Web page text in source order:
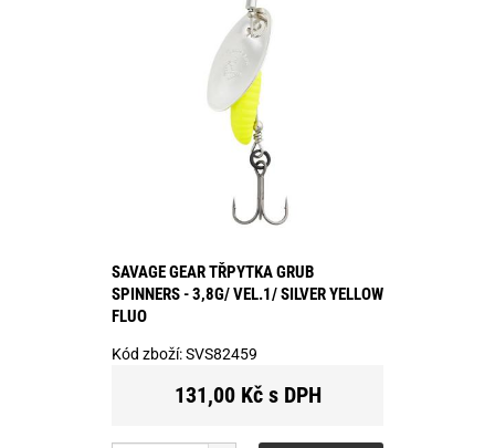
SAVAGE GEAR TŘPYTKA GRUB
SPINNERS - 3,8G/ VEL.1/ SILVER YELLOW
FLUO
Kód zboží:SVS82459
131,00 Kč s DPH